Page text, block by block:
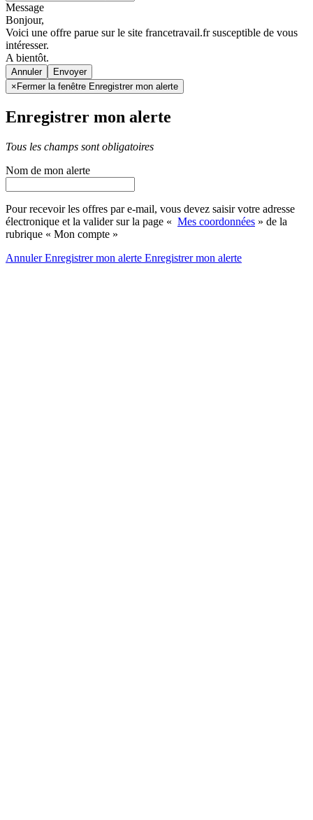
Message
Bonjour,
Voici une offre parue sur le site francetravail.fr susceptible de vous
intéresser.
A bientôt.
Annuler
× Fermer la fenêtre Enregistrer mon alerte
Enregistrer mon alerte
Tous les champs sont obligatoires
Nom de mon alerte
Pour recevoir les offres par e-mail, vous devez saisir votre adresse
électronique et la valider sur la page « Mes coordonnées » de la
rubrique « Mon compte »
AnnulerEnregistrer mon alerte Enregistrermon alerte